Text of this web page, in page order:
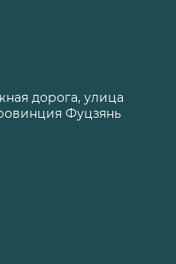
дорога, улица
Фуцзянь